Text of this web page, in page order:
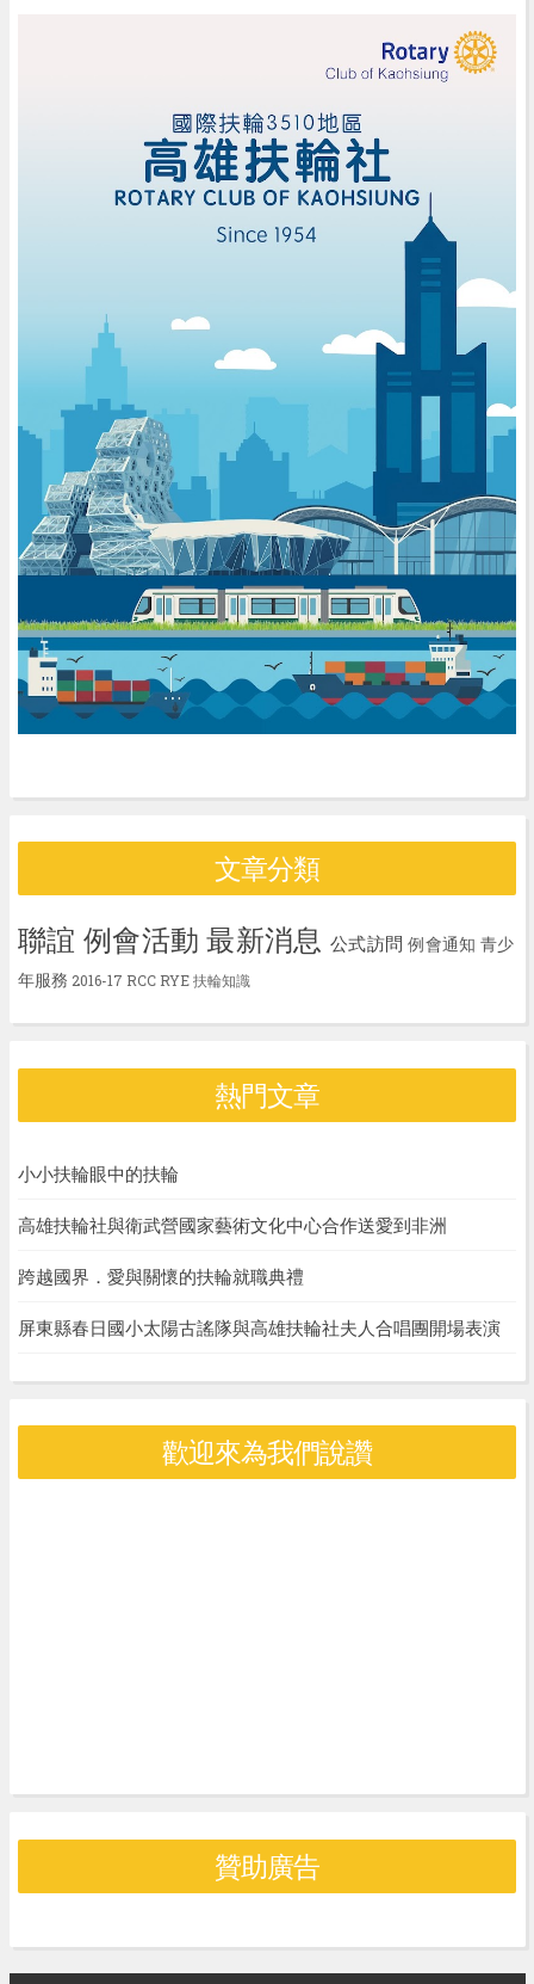
文章分類
聯誼 例會活動 最新消息 公式訪問 例會通知 青少
年服務 2016-17 RCC RYE扶輪知識
熱門文章
小小扶輪眼中的扶輪
高雄扶輪社與衛武營國家藝術文化中心合作送愛到非洲
跨越國界．愛與關懷的扶輪就職典禮
屏東縣春日國小太陽古謠隊與高雄扶輪社夫人合唱團開場表演
歡迎來為我們說讚
贊助廣告